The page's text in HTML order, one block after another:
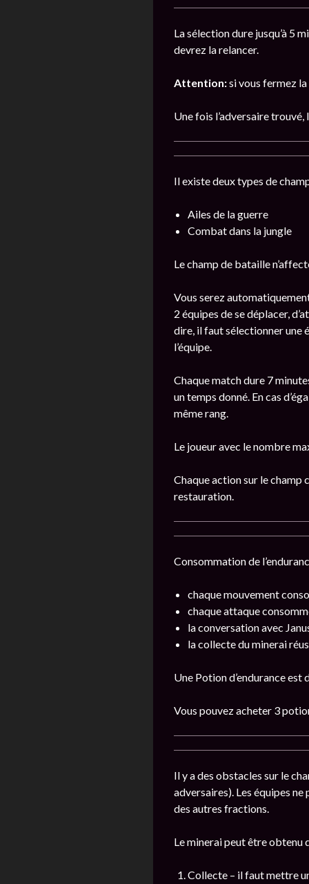
La sélection dure jusqu’à 5
devrez la relancer.
Attention:si vous fermez
Une fois l’adversaire
Il existe deux types de
Ailes de la guerre
Combat dans la jungle
Le champ de bataille
Vous serez
2 équipes de se déplacer,
dire, il faut sélectionner une
l’équipe.
Chaque match dure 7
un temps donné. En cas
même rang.
Le joueur avec le nombre
Chaque action sur le champ
restauration.
Consommation de
chaque mouvement
chaque attaque
la conversation avec
la collecte du minerai
Une Potion d’endurance est
Vous pouvez acheter 3
Il y a des obstacles sur le
adversaires). Les équipes
des autres fractions.
Le minerai peut être obtenu
Collecte – il faut mettre